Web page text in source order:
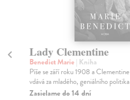
Lady Clementine
Benedict Marie | Kniha
Píše se září roku 1908 a
vdává za mladého, geniálního
Zasielame do 14 dní